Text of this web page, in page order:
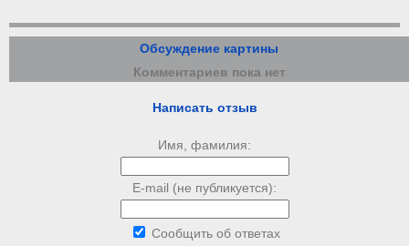
Обсуждение картины
Комментариев пока нет
Написать отзыв
Имя, фамилия:
E-mail (не публикуется):
Сообщить об ответах